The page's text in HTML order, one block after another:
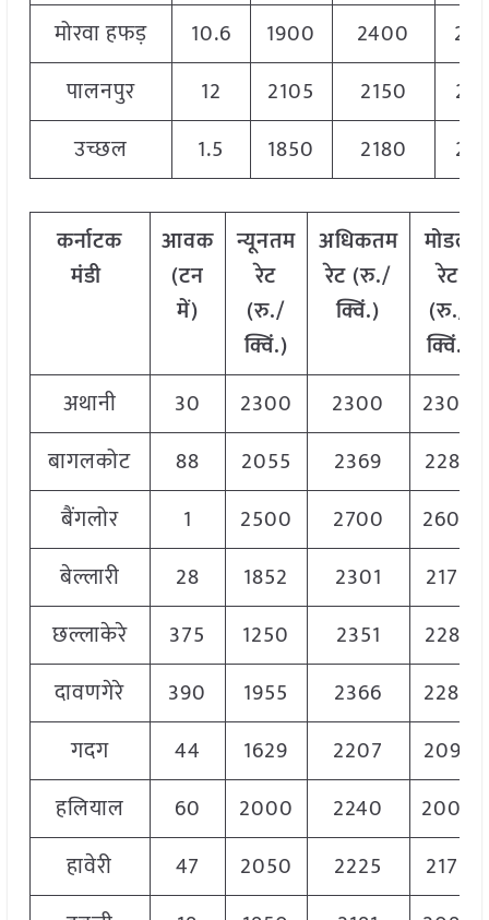
मोरवा हफड़ 10.6 1900 2400
पालनपुर
12 2105 2150
उच्छल
1.5 1850 2180
कर्नाटक
मंडी
आवक
(टन
में)
न्यूनतम
रेट
(रु./
क्विं.)
अधिकतम
रेट (रु./
क्विं.)
मोडल
रेट
(रु./
क्विं.)
अथानी
30 2300 2300
2300
बागलकोट
88 2055 2369
2282
बैंगलोर
1 2500 2700
2600
बेल्लारी
28 1852 2301
2177
छल्लाकेरे
375 1250 2351
2282
दावणगेरे
390 1955 2366
2280
गदग
44 1629 2207
2093
हलियाल
60 2000 2240
2000
हावेरी
47 2050 2225
2175